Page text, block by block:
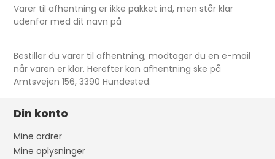
Varer til afhentning er ikke pakket ind, men står klar
udenfor med dit navn på
Bestiller du varer til afhentning, modtager du en e-mail
når varen er klar. Herefter kan afhentning ske på
Amtsvejen 156, 3390 Hundested.
Din konto
Mine ordrer
Mine oplysninger